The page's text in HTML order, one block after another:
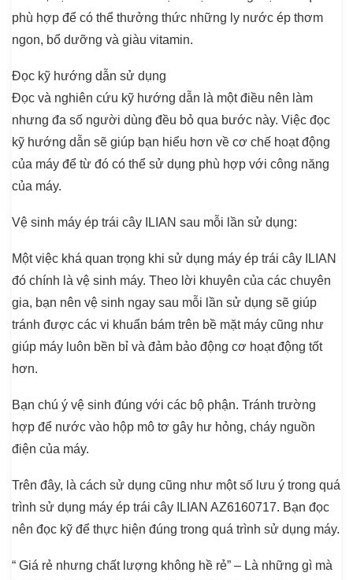
phù hợp để có thể thưởng thức những ly nước ép thơm
ngon, bổ dưỡng và giàu vitamin.
Đọc kỹ hướng dẫn sử dụng
Đọc và nghiên cứu kỹ hướng dẫn là một điều nên làm
nhưng đa số người dùng đều bỏ qua bước này. Việc đọc
kỹ hướng dẫn sẽ giúp bạn hiểu hơn về cơ chế hoạt động
của máy để từ đó có thể sử dụng phù hợp với công năng
của máy.
Vệ sinh máy ép trái cây ILIAN sau mỗi lần sử dụng:
Một việc khá quan trọng khi sử dụng máy ép trái cây ILIAN
đó chính là vệ sinh máy. Theo lời khuyên của các chuyên
gia, bạn nên vệ sinh ngay sau mỗi lần sử dụng sẽ giúp
tránh được các vi khuẩn bám trên bề mặt máy cũng như
giúp máy luôn bền bỉ và đảm bảo động cơ hoạt động tốt
hơn.
Bạn chú ý vệ sinh đúng với các bộ phận. Tránh trường
hợp để nước vào hộp mô tơ gây hư hỏng, cháy nguồn
điện của máy.
Trên đây, là cách sử dụng cũng như một số lưu ý trong quá
trình sử dụng máy ép trái cây ILIAN AZ6160717. Bạn đọc
nên đọc kỹ để thực hiện đúng trong quá trình sử dụng máy.
“ Giá rẻ nhưng chất lượng không hề rẻ” – Là những gì mà